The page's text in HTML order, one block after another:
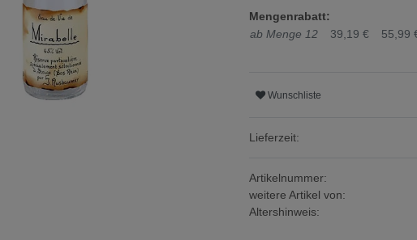
Mengenrabatt:
ab Menge 12
39,19 € 55,99
Wunschliste
Lieferzeit:
Artikelnummer:
weitere Artikel von:
Altershinweis: